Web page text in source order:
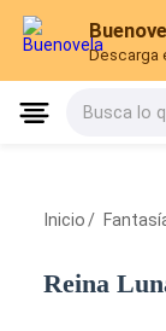
Descarga
Busca lo
Inicio /
Reina